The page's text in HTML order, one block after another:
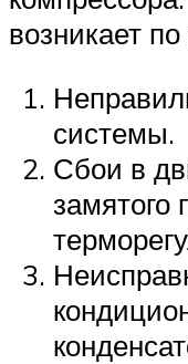
возникает
системы.
Сбои в
замятого